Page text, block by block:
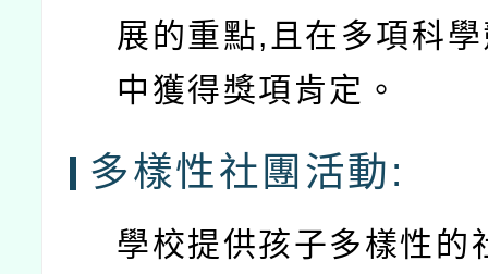
展的重點,且在多項科
中獲得獎項肯定。
多樣性社團活動:
學校提供孩子多樣性的